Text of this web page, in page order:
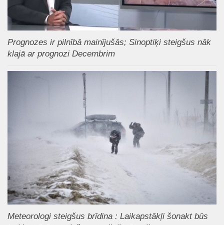
Prognozes ir pilnībā mainījušās; Sinoptiķi steigšus nāk
klajā ar prognozi Decembrim
Meteorologi steigšus brīdina : Laikapstākļi šonakt būs